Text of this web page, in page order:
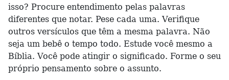
isso? Procure entendimento pelas palavras
diferentes que notar. Pese cada uma. Verifique
outros versículos que têm a mesma palavra. Não
seja um bebê o tempo todo. Estude você mesmo a
Bíblia. Você pode atingir o significado. Forme o seu
próprio pensamento sobre o assunto.